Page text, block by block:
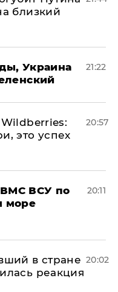
близкий
Украина
21:22
это успех
20:57
ВСУ по
море
20:11
в стране
реакция
20:02